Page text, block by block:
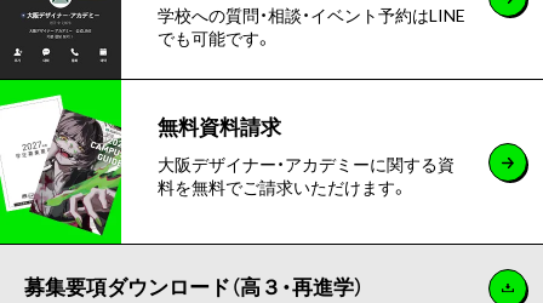
学校への質問・相談・イベント予約はLINE
でも可能です。
無料資料請求
大阪デザイナー・アカデミーに関する資
料を無料でご請求いただけます。
募集要項ダウンロード（高３・再進学）